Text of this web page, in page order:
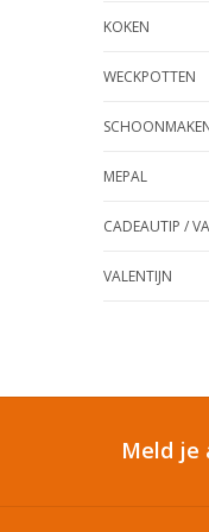
KOKEN
WECKPOTTEN
MEPAL
CADEAUTIP /
VALENTIJN
Meld je